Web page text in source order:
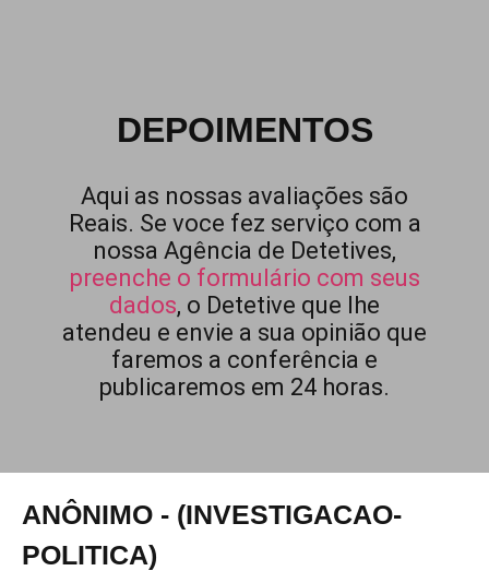
DEPOIMENTOS
Aqui as nossas avaliações são
Reais. Se voce fez serviço com a
nossa Agência de Detetives,
preenche o formulário com seus
dados, o Detetive que lhe
atendeu e envie a sua opinião que
faremos a conferência e
publicaremos em 24 horas.
ANÔNIMO - (INVESTIGACAO-
POLITICA)